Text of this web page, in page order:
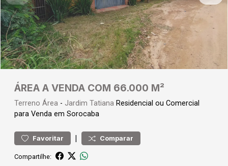
ÁREA A VENDA COM 66.000 M²
Terreno Área - Jardim Tatiana Residencial ou Comercial
para Venda em Sorocaba
Favoritar | Comparar
Compartilhe: